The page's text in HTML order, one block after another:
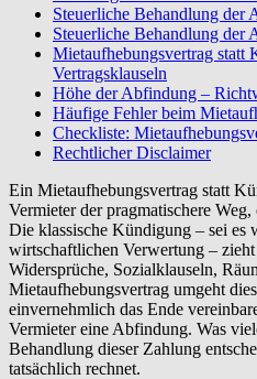
Steuerliche Behandlung der
Steuerliche Behandlung der
Mietaufhebungsvertrag statt
Vertragsklauseln
Höhe der Abfindung –
Häufige Fehler beim
Checkliste:
Rechtlicher Disclaimer
Ein Mietaufhebungsvertrag statt
Vermieter der pragmatischere
Die klassische Kündigung – sei es
wirtschaftlichen Verwertung –
Widersprüche, Sozialklauseln,
Mietaufhebungsvertrag umgeht
einvernehmlich das Ende
Vermieter eine Abfindung. Was
Behandlung dieser Zahlung
tatsächlich rechnet.